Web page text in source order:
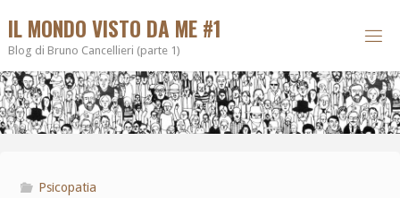
IL MONDO VISTO DA ME #1
Blog di Bruno Cancellieri (parte 1)
Psicopatia